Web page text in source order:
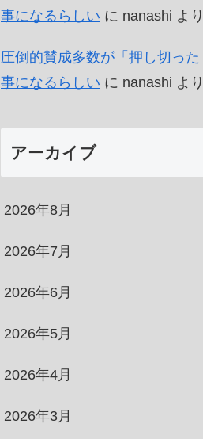
事になるらしい に nanashi より
圧倒的賛成多数が「押し切った
事になるらしい に nanashi より
アーカイブ
2026年8月
2026年7月
2026年6月
2026年5月
2026年4月
2026年3月